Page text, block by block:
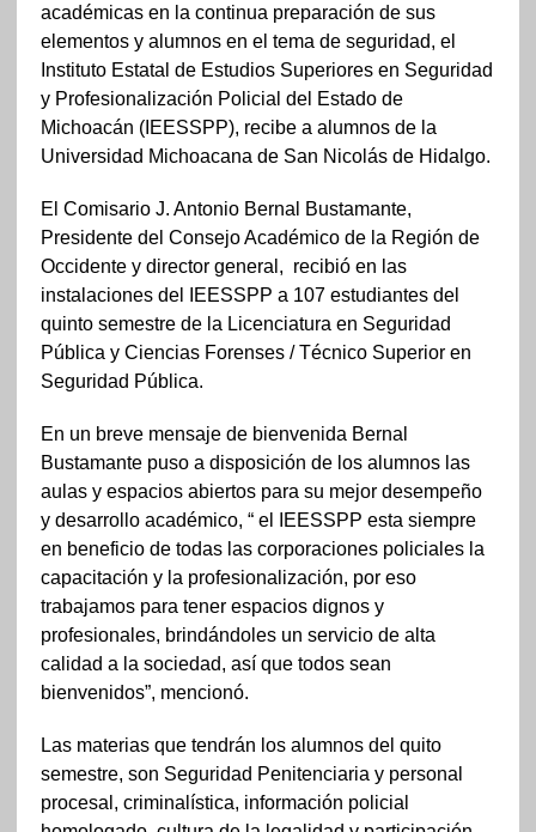
académicas en la continua preparación de sus
elementos y alumnos en el tema de seguridad, el
Instituto Estatal de Estudios Superiores en Seguridad
y Profesionalización Policial del Estado de
Michoacán (IEESSPP), recibe a alumnos de la
Universidad Michoacana de San Nicolás de Hidalgo.
El Comisario J. Antonio Bernal Bustamante,
Presidente del Consejo Académico de la Región de
Occidente y director general, recibió en las
instalaciones del IEESSPP a 107 estudiantes del
quinto semestre de la Licenciatura en Seguridad
Pública y Ciencias Forenses / Técnico Superior en
Seguridad Pública.
En un breve mensaje de bienvenida Bernal
Bustamante puso a disposición de los alumnos las
aulas y espacios abiertos para su mejor desempeño
y desarrollo académico, “ el IEESSPP esta siempre
en beneficio de todas las corporaciones policiales la
capacitación y la profesionalización, por eso
trabajamos para tener espacios dignos y
profesionales, brindándoles un servicio de alta
calidad a la sociedad, así que todos sean
bienvenidos”, mencionó.
Las materias que tendrán los alumnos del quito
semestre, son Seguridad Penitenciaria y personal
procesal, criminalística, información policial